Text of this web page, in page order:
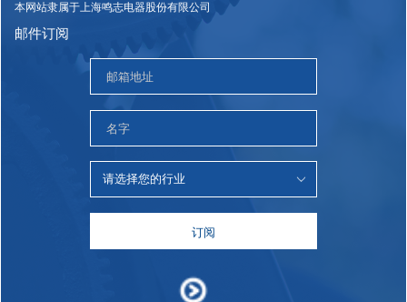
本网站隶属于上海鸣志电器股份有限公司
邮件订阅
订阅